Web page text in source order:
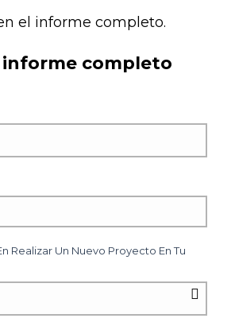
el informe completo.
informe completo
Realizar Un Nuevo Proyecto En Tu